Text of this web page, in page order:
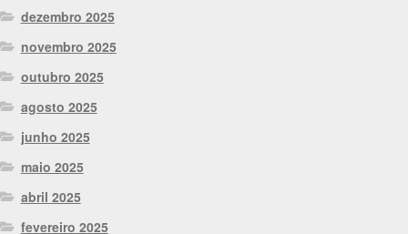
dezembro 2025
novembro 2025
outubro 2025
agosto 2025
junho 2025
maio 2025
abril 2025
fevereiro 2025